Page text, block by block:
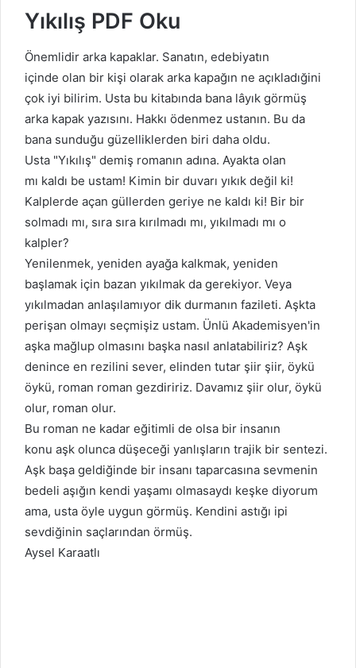
Yıkılış PDF Oku
Önemlidir arka kapaklar. Sanatın, edebiyatın
içinde olan bir kişi olarak arka kapağın ne açıkladığini
çok iyi bilirim. Usta bu kitabında bana lâyık görmüş
arka kapak yazısını. Hakkı ödenmez ustanın. Bu da
bana sunduğu güzelliklerden biri daha oldu.
Usta "Yıkılış" demiş romanın adına. Ayakta olan
mı kaldı be ustam! Kimin bir duvarı yıkık değil ki!
Kalplerde açan güllerden geriye ne kaldı ki! Bir bir
solmadı mı, sıra sıra kırılmadı mı, yıkılmadı mı o
kalpler?
Yenilenmek, yeniden ayağa kalkmak, yeniden
başlamak için bazan yıkılmak da gerekiyor. Veya
yıkılmadan anlaşılamıyor dik durmanın fazileti. Aşkta
perişan olmayı seçmişiz ustam. Ünlü Akademisyen'in
aşka mağlup olmasını başka nasıl anlatabiliriz? Aşk
denince en rezilini sever, elinden tutar şiir şiir, öykü
öykü, roman roman gezdiririz. Davamız şiir olur, öykü
olur, roman olur.
Bu roman ne kadar eğitimli de olsa bir insanın
konu aşk olunca düşeceği yanlışların trajik bir sentezi.
Aşk başa geldiğinde bir insanı taparcasına sevmenin
bedeli aşığın kendi yaşamı olmasaydı keşke diyorum
ama, usta öyle uygun görmüş. Kendini astığı ipi
sevdiğinin saçlarından örmüş.
Aysel Karaatlı